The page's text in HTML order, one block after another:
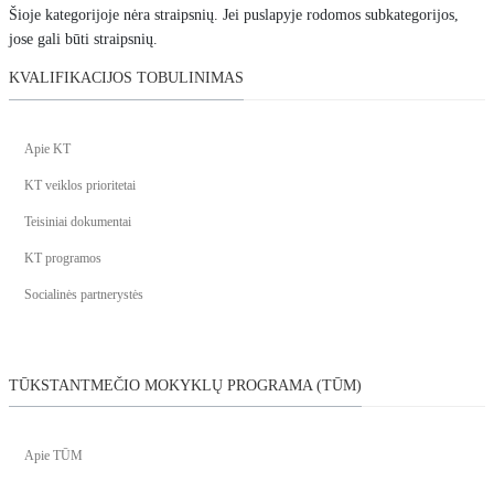
Šioje kategorijoje nėra straipsnių. Jei puslapyje rodomos subkategorijos,
jose gali būti straipsnių.
KVALIFIKACIJOS TOBULINIMAS
Apie KT
KT veiklos prioritetai
Teisiniai dokumentai
KT programos
Socialinės partnerystės
TŪKSTANTMEČIO MOKYKLŲ PROGRAMA (TŪM)
Apie TŪM